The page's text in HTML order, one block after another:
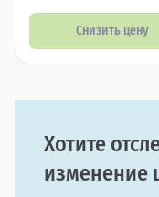
Снизить цену
Хотите
изменение